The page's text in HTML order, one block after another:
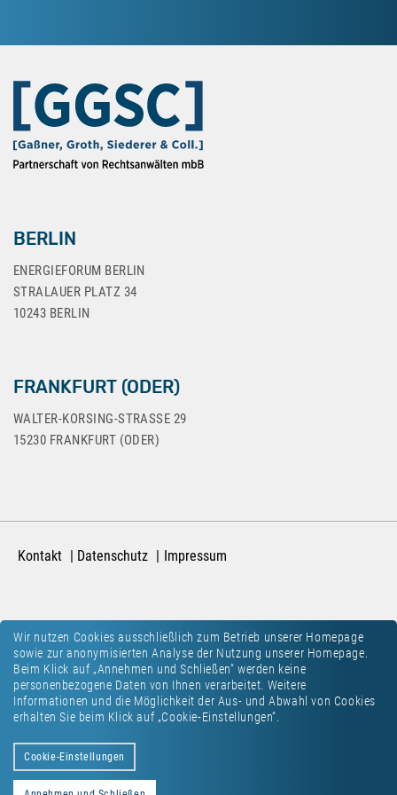
Wir nutzen Cookies ausschließlich zum Betrieb unserer Homepage
sowie zur anonymisierten Analyse der Nutzung unserer Homepage.
Beim Klick auf „Annehmen und Schließen“ werden keine
personenbezogene Daten von Ihnen verarbeitet. Weitere
Informationen und die Möglichkeit der Aus- und Abwahl von Cookies
erhalten Sie beim Klick auf „Cookie-Einstellungen“.
Cookie-Einstellungen
BERLIN
ENERGIEFORUM BERLIN
STRALAUER PLATZ 34
10243 BERLIN
FRANKFURT (ODER)
WALTER-KORSING-STRASSE 29
15230 FRANKFURT (ODER)
Kontakt Datenschutz Impressum